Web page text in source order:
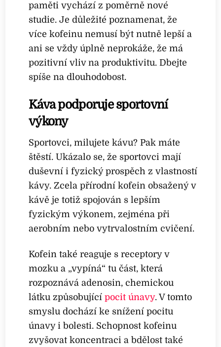
paměti vychází z poměrně nové
studie. Je důležité poznamenat, že
více kofeinu nemusí být nutně lepší a
ani se vždy úplně neprokáže, že má
pozitivní vliv na produktivitu. Dbejte
spíše na dlouhodobost.
Káva podporuje sportovní
výkony
Sportovci, milujete kávu? Pak máte
štěstí. Ukázalo se, že sportovci mají
duševní i fyzický prospěch z vlastností
kávy. Zcela přírodní kofein obsažený v
kávě je totiž spojován s lepším
fyzickým výkonem, zejména při
aerobním nebo vytrvalostním cvičení.
Kofein také reaguje s receptory v
mozku a „vypíná“ tu část, která
rozpoznává adenosin, chemickou
látku způsobujícípocit únavy. V tomto
smyslu dochází ke snížení pocitu
únavy i bolesti. Schopnost kofeinu
zvyšovat koncentraci a bdělost také